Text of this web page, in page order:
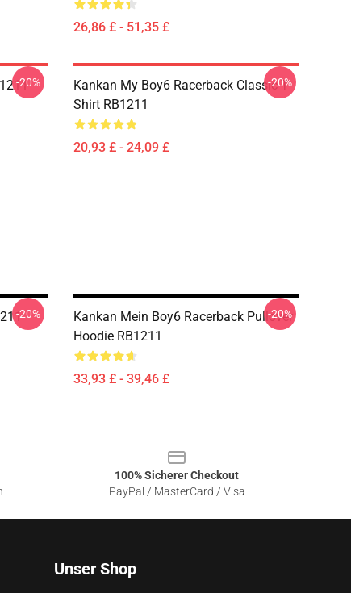
26,86 £ - 51,35 £
-20%
Kankan My Boy6 Racerback Classic T-
Shirt RB1211
20,93 £ - 24,09 £
-20%
-20%
Kankan Mein Boy6 Racerback Pullover
Hoodie RB1211
33,93 £ - 39,46 £
-20%
100% Sicherer Checkout
PayPal / MasterCard / Visa
Unser Shop